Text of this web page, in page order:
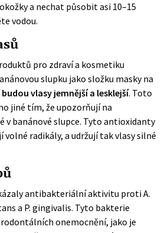
a nechat působit asi 10–15
vodou.
pro zdraví a kosmetiku
slupku jako složku masky na
vlasy jemnější a lesklejší. Toto
jiné tím, že upozorňují na
v banánové slupce. Tyto antioxidanty
radikály, a udržují tak vlasy silné
antibakteriální aktivitu proti A.
a P. gingivalis. Tyto bakterie
onemocnění, jako je